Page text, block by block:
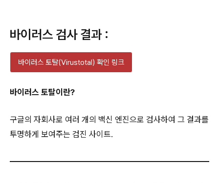
바이러스 검사 결과 :
바이러스 토탈(Virustotal) 확인 링크
바이러스 토탈이란?
구글의 자회사로 여러 개의 백신 엔진으로 검사하여 그 결과를
투명하게 보여주는 검진 사이트.